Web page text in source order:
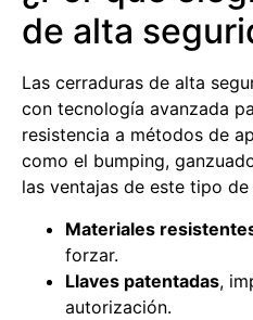
de alta
Las cerraduras de alta
con tecnología avanzada
resistencia a métodos de
como el bumping,
las ventajas de este tipo
Materiales
forzar.
Llaves patentadas,
autorización.